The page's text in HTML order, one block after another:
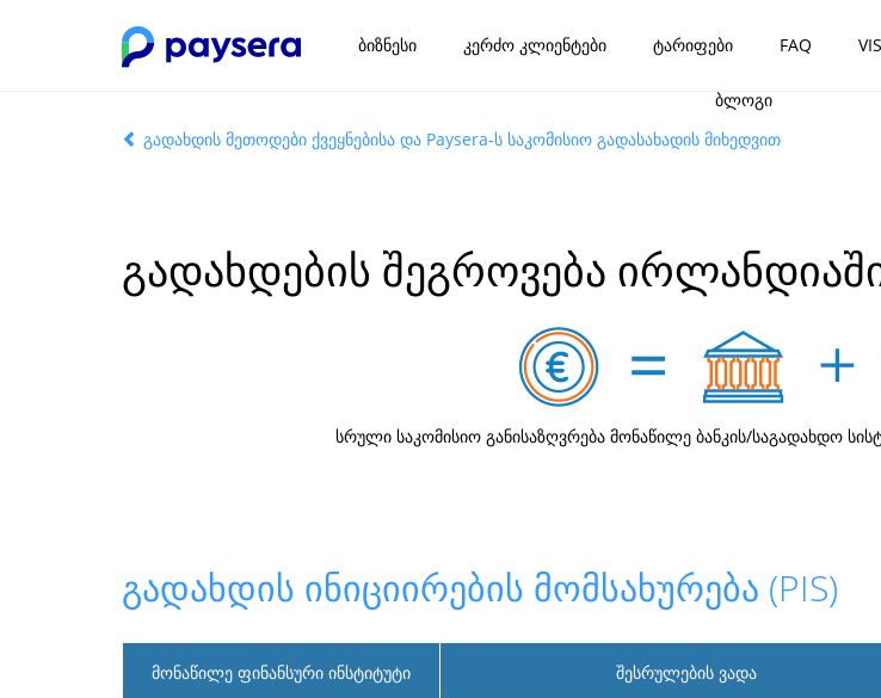
ბიზნესი კერძო კლიენტები ტარიფები FAQ
ბლოგი
გადახდის მეთოდები ქვეყნებისა და Paysera-ს საკომისიო გადასახადის მიხედვით
გადახდების შეგროვება
სრული საკომისიო განისაზღვრება მონაწილე ბანკის/საგადახდო
გადახდის ინიციირების მომსახურება (PIS)
მონაწილე ფინანსური ინსტიტუტი შესრულების ვადა